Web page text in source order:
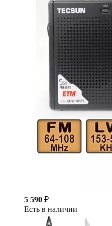
5 590 ₽
Есть в наличии